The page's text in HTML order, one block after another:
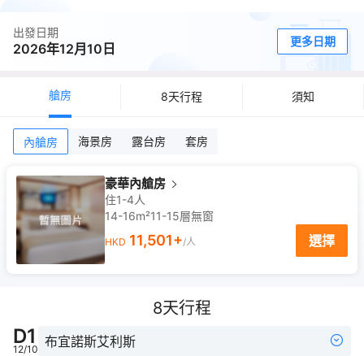
出發日期
2026年12月10日 更多日期
艙房 8天行程 須知
內艙房 海景房 露台房 套房
豪華內艙房
住1-4人
14-16m²11-15層無窗
HKD 11,501+/人 選擇
8天行程
D1
12/10 布宜諾斯艾利斯